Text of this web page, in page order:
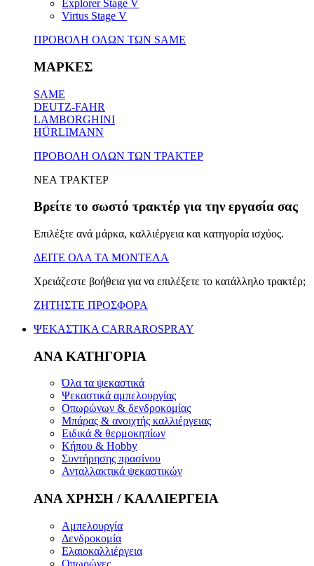
Explorer Stage V
Virtus Stage V
ΠΡΟΒΟΛΗ ΟΛΩΝ ΤΩΝ SAME
ΜΑΡΚΕΣ
SAME
DEUTZ-FAHR
LAMBORGHINI
HÜRLIMANN
ΠΡΟΒΟΛΗ ΟΛΩΝ ΤΩΝ ΤΡΑΚΤΕΡ
ΝΕΑ ΤΡΑΚΤΕΡ
Βρείτε το σωστό τρακτέρ για την εργασία σας
Επιλέξτε ανά μάρκα, καλλιέργεια και κατηγορία ισχύος.
ΔΕΙΤΕ ΟΛΑ ΤΑ ΜΟΝΤΕΛΑ
Χρειάζεστε βοήθεια για να επιλέξετε το κατάλληλο τρακτέρ;
ΖΗΤΗΣΤΕ ΠΡΟΣΦΟΡΑ
ΨΕΚΑΣΤΙΚΑ CARRAROSPRAY
ΑΝΑ ΚΑΤΗΓΟΡΙΑ
Όλα τα ψεκαστικά
Ψεκαστικά αμπελουργίας
Οπωρώνων & δενδροκομίας
Μπάρας & ανοιχτής καλλιέργειας
Ειδικά & θερμοκηπίων
Κήπου & Hobby
Συντήρησης πρασίνου
Ανταλλακτικά ψεκαστικών
ΑΝΑ ΧΡΗΣΗ / ΚΑΛΛΙΕΡΓΕΙΑ
Αμπελουργία
Δενδροκομία
Ελαιοκαλλιέργεια
Οπωρώνες